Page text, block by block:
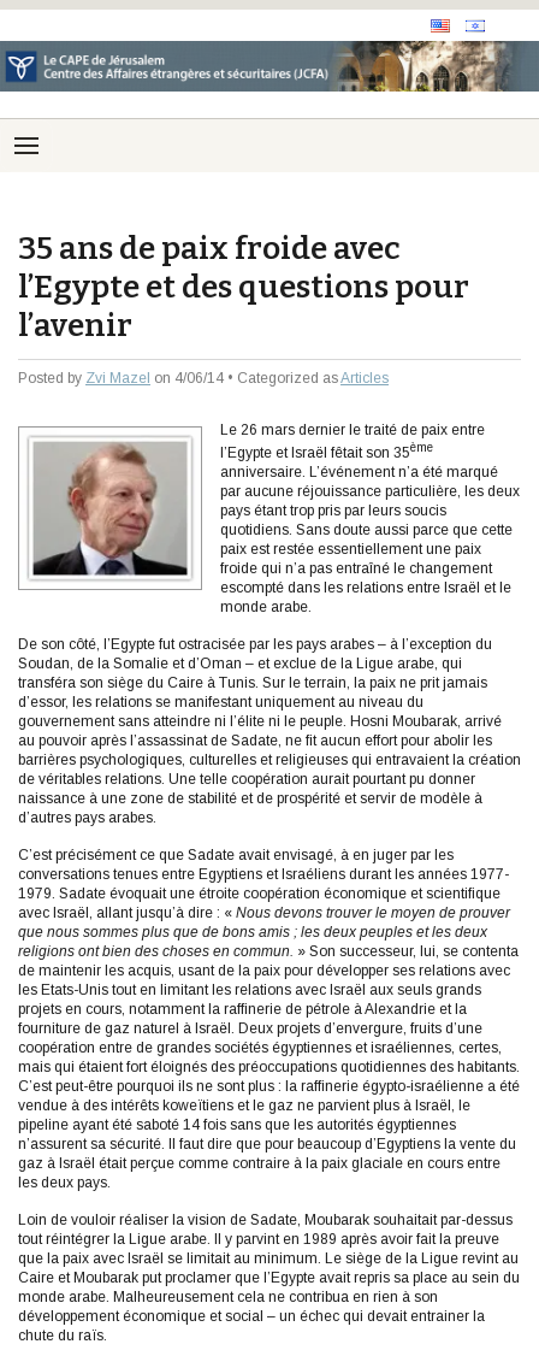
35 ans de paix froide avec
l’Egypte et des questions pour
l’avenir
Posted by Zvi Mazel on 4/06/14 • Categorized asArticles
Le 26 mars dernier le traité de paix entre
l’Egypte et Israël fêtait son 35ème
anniversaire. L’événement n’a été marqué
par aucune réjouissance particulière, les deux
pays étant trop pris par leurs soucis
quotidiens. Sans doute aussi parce que cette
paix est restée essentiellement une paix
froide qui n’a pas entraîné le changement
escompté dans les relations entre Israël et le
monde arabe.
De son côté, l’Egypte fut ostracisée par les pays arabes – à l’exception du
Soudan, de la Somalie et d’Oman – et exclue de la Ligue arabe, qui
transféra son siège du Caire à Tunis. Sur le terrain, la paix ne prit jamais
d’essor, les relations se manifestant uniquement au niveau du
gouvernement sans atteindre ni l’élite ni le peuple. Hosni Moubarak, arrivé
au pouvoir après l’assassinat de Sadate, ne fit aucun effort pour abolir les
barrières psychologiques, culturelles et religieuses qui entravaient la création
de véritables relations. Une telle coopération aurait pourtant pu donner
naissance à une zone de stabilité et de prospérité et servir de modèle à
d’autres pays arabes.
C’est précisément ce que Sadate avait envisagé, à en juger par les
conversations tenues entre Egyptiens et Israéliens durant les années 1977-
1979. Sadate évoquait une étroite coopération économique et scientifique
avec Israël, allant jusqu’à dire : « Nous devons trouver le moyen de prouver
que nous sommes plus que de bons amis ; les deux peuples et les deux
religions ont bien des choses en commun. » Son successeur, lui, se contenta
de maintenir les acquis, usant de la paix pour développer ses relations avec
les Etats-Unis tout en limitant les relations avec Israël aux seuls grands
projets en cours, notamment la raffinerie de pétrole à Alexandrie et la
fourniture de gaz naturel à Israël. Deux projets d’envergure, fruits d’une
coopération entre de grandes sociétés égyptiennes et israéliennes, certes,
mais qui étaient fort éloignés des préoccupations quotidiennes des habitants.
C’est peut-être pourquoi ils ne sont plus : la raffinerie égypto-israélienne a été
vendue à des intérêts koweïtiens et le gaz ne parvient plus à Israël, le
pipeline ayant été saboté 14 fois sans que les autorités égyptiennes
n’assurent sa sécurité. Il faut dire que pour beaucoup d’Egyptiens la vente du
gaz à Israël était perçue comme contraire à la paix glaciale en cours entre
les deux pays.
Loin de vouloir réaliser la vision de Sadate, Moubarak souhaitait par-dessus
tout réintégrer la Ligue arabe. Il y parvint en 1989 après avoir fait la preuve
que la paix avec Israël se limitait au minimum. Le siège de la Ligue revint au
Caire et Moubarak put proclamer que l’Egypte avait repris sa place au sein du
monde arabe. Malheureusement cela ne contribua en rien à son
développement économique et social – un échec qui devait entrainer la
chute du raïs.